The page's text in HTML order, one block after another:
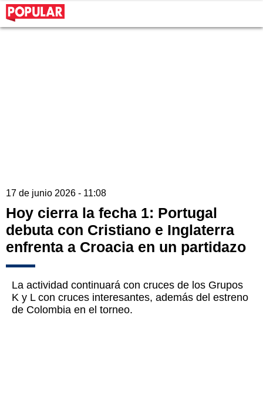
17 de junio 2026 - 11:08
Hoy cierra la fecha 1: Portugal
debuta con Cristiano e Inglaterra
enfrenta a Croacia en un partidazo
La actividad continuará con cruces de los Grupos
K y L con cruces interesantes, además del estreno
de Colombia en el torneo.